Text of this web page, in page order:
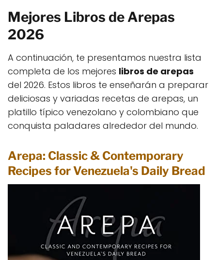
Mejores Libros de Arepas
2026
A continuación, te presentamos nuestra lista
completa de los mejores libros de arepas
del 2026. Estos libros te enseñarán a preparar
deliciosas y variadas recetas de arepas, un
platillo típico venezolano y colombiano que
conquista paladares alrededor del mundo.
Arepa: Classic & Contemporary
Recipes for Venezuela's Daily Bread